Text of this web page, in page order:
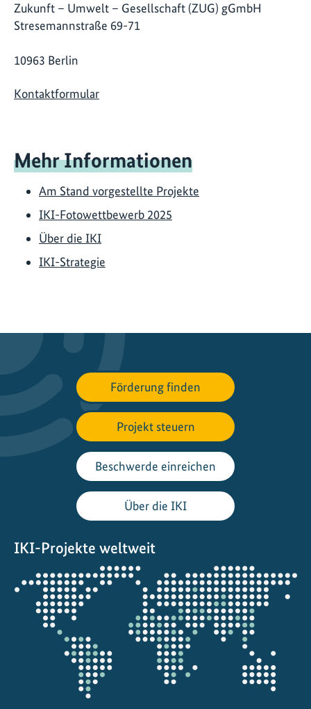
Zukunft – Umwelt – Gesellschaft (ZUG) gGmbH
Stresemannstraße 69-71
10963 Berlin
Kontaktformular
Mehr Informationen
Am Stand vorgestellte Projekte
IKI-Fotowettbewerb 2025
Über die IKI
IKI-Strategie
Förderung finden
Projekt steuern
Beschwerde einreichen
Über die IKI
IKI-Projekte weltweit
Öffnet
die
Projektkarte